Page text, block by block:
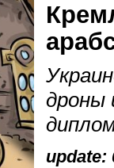
дроны
update: